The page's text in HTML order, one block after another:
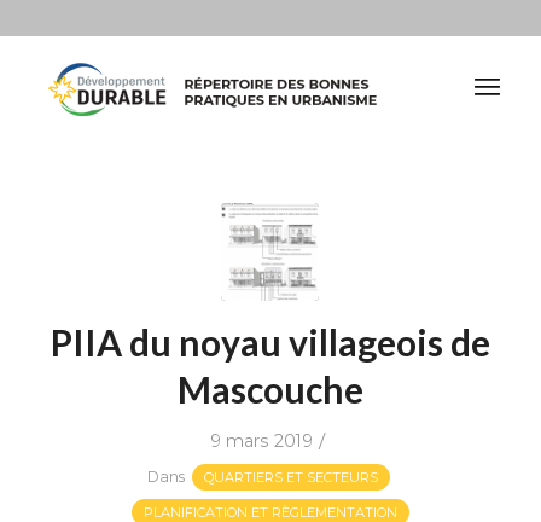
PIIA du noyau villageois de
Mascouche
9 mars 2019 /
Dans QUARTIERS ET SECTEURS
PLANIFICATION ET RÈGLEMENTATION